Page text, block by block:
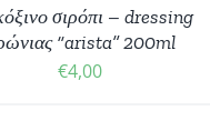
σιρόπι – dressing
“arista” 200ml
€4,00